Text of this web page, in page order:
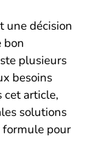
une décision
bon
plusieurs
besoins
cet article,
solutions
formule pour